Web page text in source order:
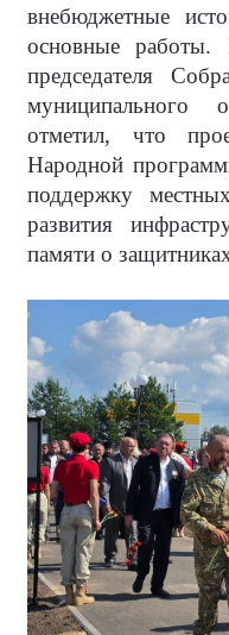
внебюджетные
основные работы.
председателя
муниципального
отметил, что
Народной
поддержку
развития
памяти о